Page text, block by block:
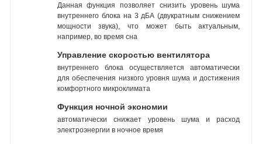
Данная функция позволяет снизить уровень шума
внутреннего блока на 3 дБА (двукратным снижением
мощности звука), что может быть актуальным,
например, во время сна
Управление скоростью вентилятора
внутреннего блока осуществляется автоматически
для обеспечения низкого уровня шума и достижения
комфортного микроклимата
Функция ночной экономии
автоматически снижает уровень шума и расход
электроэнергии в ночное время